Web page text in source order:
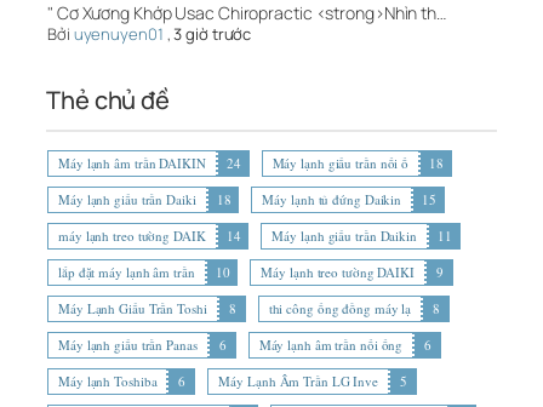
" Cơ Xương Khớp Usac Chiropractic <strong>Nhìn th…
Bởi uyenuyen01 ,3 giờ trước
Thẻ chủ đề
Máy lạnh âm trần DAIKIN 24 Máy lạnh giấu trần nối ố
18
Máy lạnh giấu trần Daiki
18 Máy lạnh tủ đứng Daikin
15
máy lạnh treo tường DAIK
14 Máy lạnh giấu trần Daikin
11
lắp đặt máy lạnh âm trần
10 Máy lạnh treo tường DAIKI
9
Máy Lạnh Giấu Trần Toshi
8 thi công ống đồng máy lạ
8
Máy lạnh giấu trần Panas
6 Máy lạnh âm trần nối ống
6
Máy lạnh Toshiba
6 Máy Lạnh Âm Trần LG Inve
5